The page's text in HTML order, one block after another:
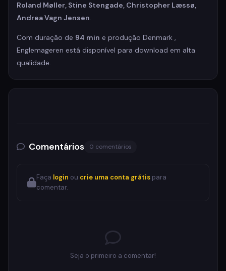
Roland Møller, Stine Stengade, Christopher Læssø,
Andrea Vagn Jensen.
Com duração de 94 min e produção Denmark ,
Englemageren está disponível para download em alta
qualidade.
Comentários 0 comentários
Faça login ou crie uma conta grátis para
comentar.
Seja o primeiro a comentar!